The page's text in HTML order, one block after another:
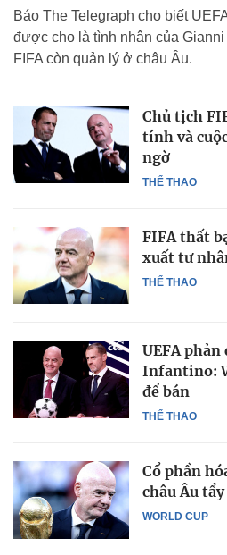
Báo The Telegraph cho biết
được cho là tình nhân của
FIFA còn quản lý ở châu Âu.
THỂ THAO
Chủ tịch
tính và
ngờ
THỂ THAO
FIFA thất
xuất tư
THỂ THAO
UEFA phản
Infantino:
để bán
WORLD CUP
Cổ phần
châu Âu